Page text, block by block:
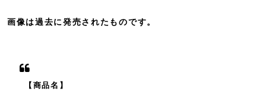
画像は過去に発売されたものです。
【商品名】